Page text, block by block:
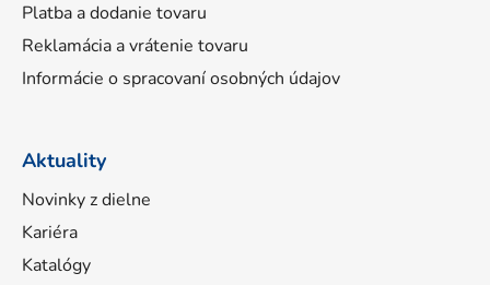
Platba a dodanie tovaru
Reklamácia a vrátenie tovaru
Informácie o spracovaní osobných údajov
Aktuality
Novinky z dielne
Kariéra
Katalógy